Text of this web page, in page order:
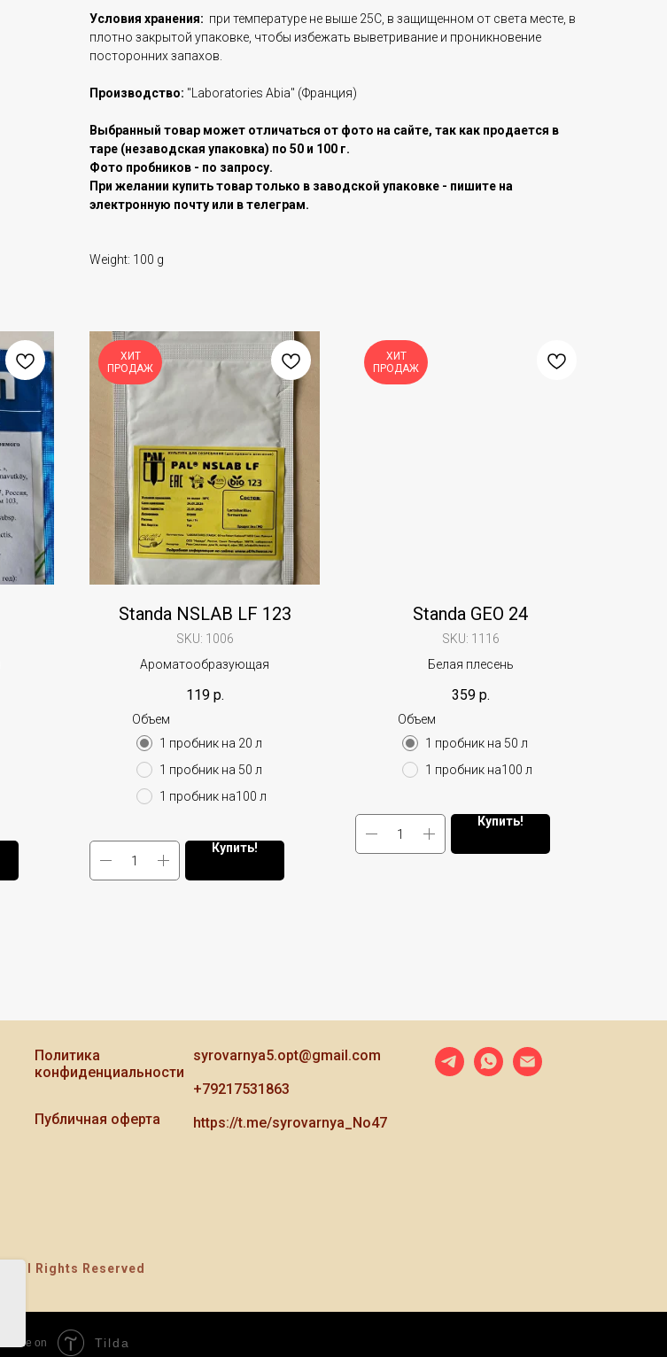
Условия хранения: при температуре не выше 25С, в защищенном от света месте, в
плотно закрытой упаковке, чтобы избежать выветривание и проникновение
посторонних запахов.
Производство: "Laboratories Abia" (Франция)
Выбранный товар может отличаться от фото на сайте, так как продается в
таре (незаводская упаковка) по 50 и 100 г.
Фото пробников - по запросу.
При желании купить товар только в заводской упаковке - пишите на
электронную почту или в телеграм.
Weight: 100 g
ХИТ
ПРОДАЖ
Standa NSLAB LF 123
SKU: 1006
Ароматообразующая
119 р.
Объем
1 пробник на 20 л
1 пробник на 50 л
1 пробник на100 л
Купить!
ХИТ
ПРОДАЖ
Standa GEO 24
SKU: 1116
Белая плесень
359 р.
Объем
1 пробник на 50 л
1 пробник на100 л
Купить!
Политика
конфиденциальности
Публичная оферта
syrovarnya5.opt@gmail.com
+79217531863
https://t.me/syrovarnya_No47
© All Rights Reserved
Made on Tilda